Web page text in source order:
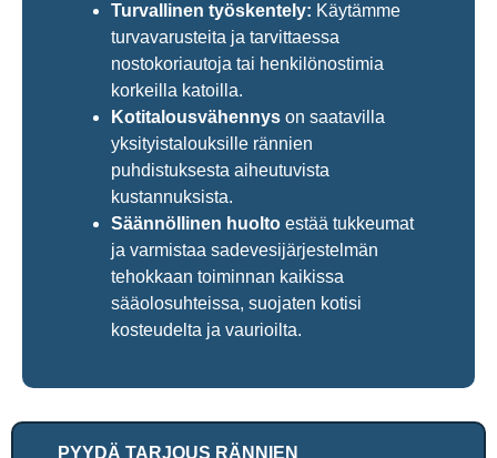
Turvallinen työskentely: Käytämme
turvavarusteita ja tarvittaessa
nostokoriautoja tai henkilönostimia
korkeilla katoilla.
Kotitalousvähennys on saatavilla
yksityistalouksille rännien
puhdistuksesta aiheutuvista
kustannuksista.
Säännöllinen huolto estää tukkeumat
ja varmistaa sadevesijärjestelmän
tehokkaan toiminnan kaikissa
sääolosuhteissa, suojaten kotisi
kosteudelta ja vaurioilta.
PYYDÄ TARJOUS RÄNNIEN